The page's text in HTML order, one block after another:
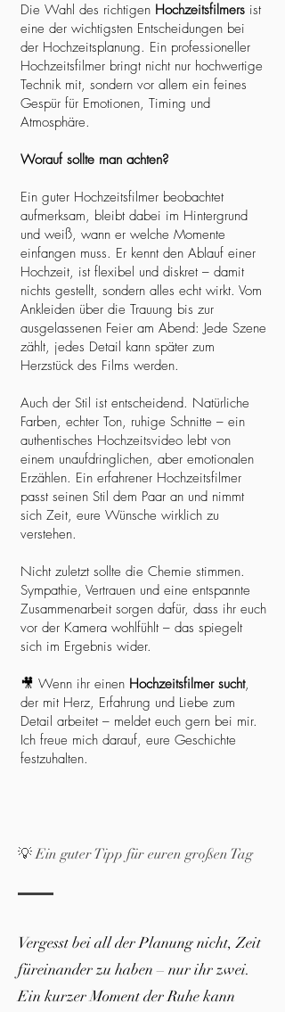
Die Wahl des richtigen Hochzeitsfilmers ist
eine der wichtigsten Entscheidungen bei
der Hochzeitsplanung. Ein professioneller
Hochzeitsfilmer bringt nicht nur hochwertige
Technik mit, sondern vor allem ein feines
Gespür für Emotionen, Timing und
Atmosphäre.
Worauf sollte man achten?
Ein guter Hochzeitsfilmer beobachtet
aufmerksam, bleibt dabei im Hintergrund
und weiß, wann er welche Momente
einfangen muss. Er kennt den Ablauf einer
Hochzeit, ist flexibel und diskret – damit
nichts gestellt, sondern alles echt wirkt. Vom
Ankleiden über die Trauung bis zur
ausgelassenen Feier am Abend: Jede Szene
zählt, jedes Detail kann später zum
Herzstück des Films werden.
Auch der Stil ist entscheidend. Natürliche
Farben, echter Ton, ruhige Schnitte – ein
authentisches Hochzeitsvideo lebt von
einem unaufdringlichen, aber emotionalen
Erzählen. Ein erfahrener Hochzeitsfilmer
passt seinen Stil dem Paar an und nimmt
sich Zeit, eure Wünsche wirklich zu
verstehen.
Nicht zuletzt sollte die Chemie stimmen.
Sympathie, Vertrauen und eine entspannte
Zusammenarbeit sorgen dafür, dass ihr euch
vor der Kamera wohlfühlt – das spiegelt
sich im Ergebnis wider.
🎥 Wenn ihr einen Hochzeitsfilmer sucht,
der mit Herz, Erfahrung und Liebe zum
Detail arbeitet – meldet euch gern bei mir.
Ich freue mich darauf, eure Geschichte
festzuhalten.
💡 Ein guter Tipp für euren großen Tag
Vergesst bei all der Planung nicht, Zeit
füreinander zu haben – nur ihr zwei.
Ein kurzer Moment der Ruhe kann